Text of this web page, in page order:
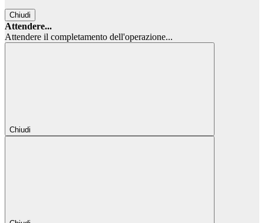
Chiudi
Attendere...
Attendere il completamento dell'operazione...
Chiudi